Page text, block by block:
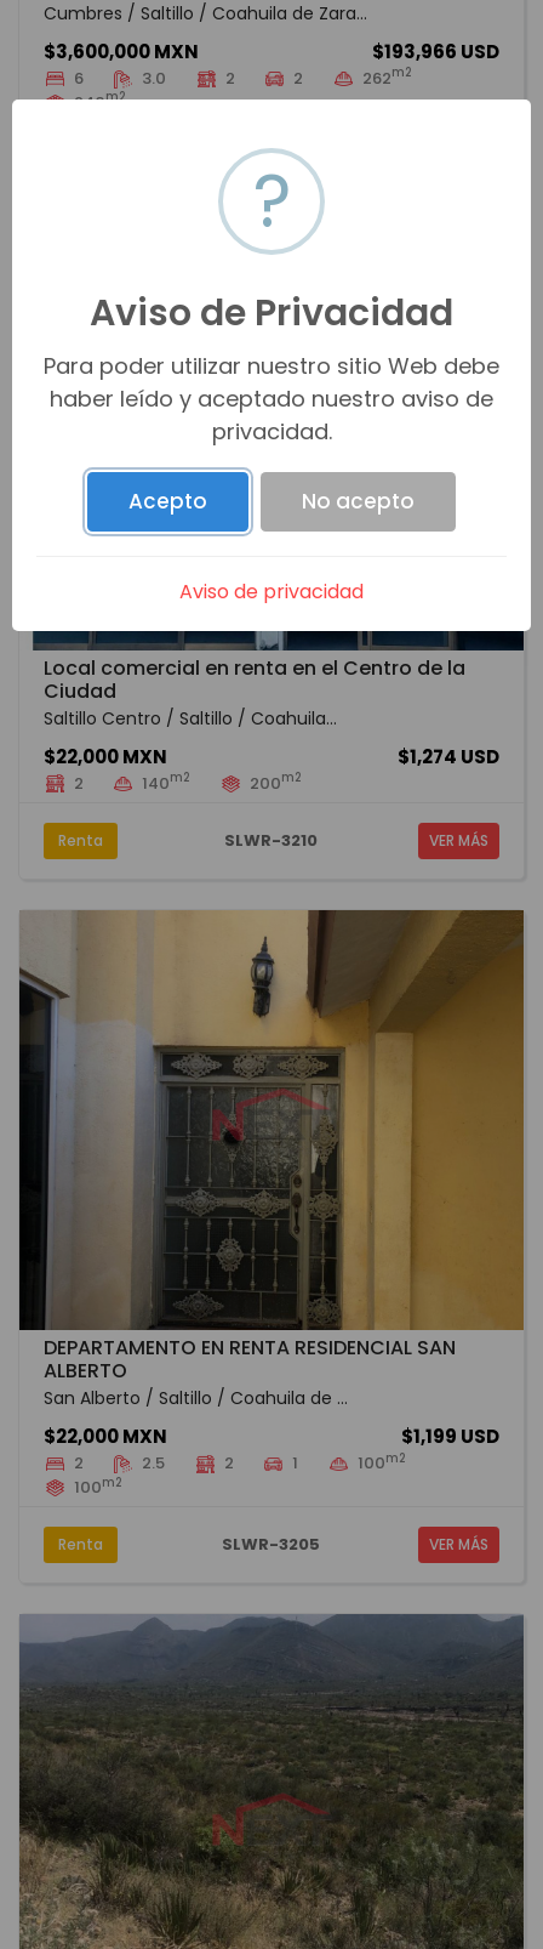
Cumbres / Saltillo / Coahuila de Zara...
$3,600,000 MXN $193,966 USD
6 3.0 2 2 262m2
240m2
SLWV-3200
Local comercial en renta en el Centro de la
Ciudad
Saltillo Centro / Saltillo / Coahuila...
$22,000 MXN $1,274 USD
2 140m2 200m2
Renta SLWR-3210 VER MÁS
DEPARTAMENTO EN RENTA RESIDENCIAL SAN
ALBERTO
San Alberto / Saltillo / Coahuila de ...
$22,000 MXN $1,199 USD
2 2.5 2 1 100m2
100m2
Renta SLWR-3205 VER MÁS
?
Aviso de Privacidad
Para poder utilizar nuestro sitio Web debe
haber leído y aceptado nuestro aviso de
privacidad.
Acepto No acepto
Aviso de privacidad